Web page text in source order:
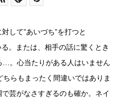
して”あいづち”を打つと
。または、相手の話に驚くとき
…。心当たりがある人はいません
ちらもまったく間違いではありま
芸がなさすぎるのも確か。ネイ